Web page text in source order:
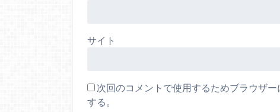
サイト
次回のコメントで使用するためブラウザ
する。